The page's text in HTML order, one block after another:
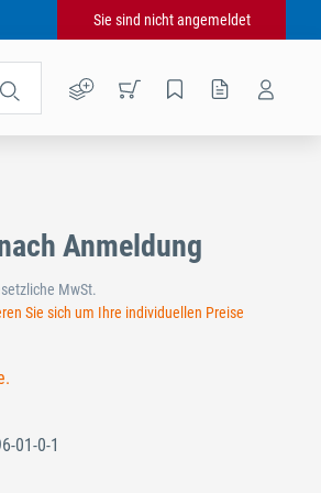
Sie sind nicht angemeldet
Anmeldung
MwSt.
Sie sich um Ihre individuellen Preise
01-0-1